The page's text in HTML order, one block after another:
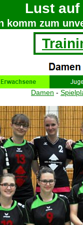
Lust
komm zum
Damen -